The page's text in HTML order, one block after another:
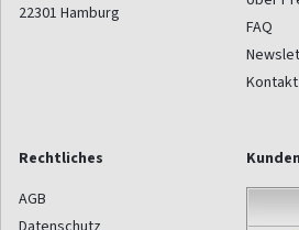
22301 Hamburg
FAQ
Kontakt
Rechtliches
AGB